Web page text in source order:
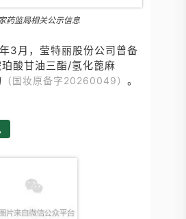
药监局相关公示信息
3月，莹特丽股份公司曾备
酸甘油三酯/氢化蓖麻
（国妆原备字20260049） 。